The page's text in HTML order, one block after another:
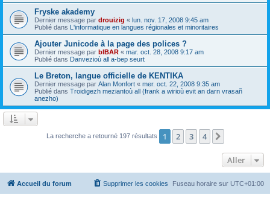
Fryske akademy
Dernier message par drouizig « lun. nov. 17, 2008 9:45 am
Publié dans L'informatique en langues régionales et minoritaires
Ajouter Junicode à la page des polices ?
Dernier message par bIBAR « mar. oct. 28, 2008 9:17 am
Publié dans Danvezioù all a-bep seurt
Le Breton, langue officielle de KENTIKA
Dernier message par Alan Monfort « mer. oct. 22, 2008 9:35 am
Publié dans Troidigezh meziantoù all (frank a wirioù evit an darn vrasañ
anezho)
La recherche a retourné 197 résultats 1 2 3 4
Aller
Accueil du forum Fuseau horaire sur UTC+01:00
Supprimer les cookies